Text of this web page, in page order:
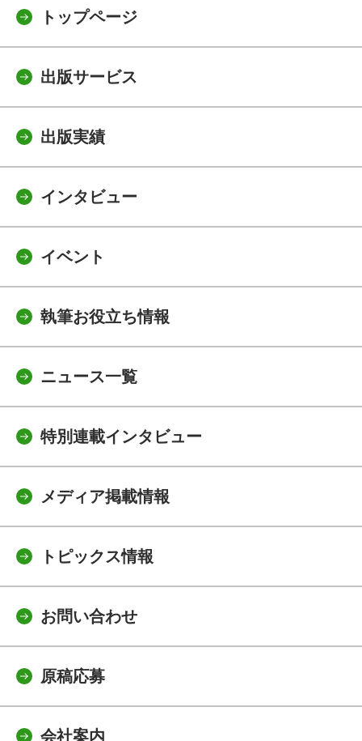
トップページ
出版サービス
出版実績
インタビュー
イベント
執筆お役立ち情報
ニュース一覧
特別連載インタビュー
メディア掲載情報
トピックス情報
お問い合わせ
原稿応募
会社案内